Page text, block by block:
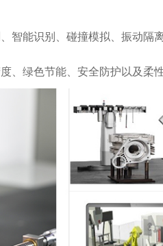
智能识别、碰撞模拟、振动隔
、绿色节能、安全防护以及柔